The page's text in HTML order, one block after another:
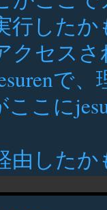
行したか
クセスさ
で
ここに
由したか